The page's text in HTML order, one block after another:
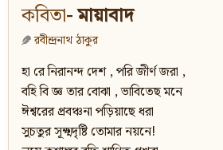
কবিতা- মায়াবাদ
রবীন্দ্রনাথ ঠাকুর
হা রে নিরানন্দ দেশ , পরি জীর্ণ জরা ,
বহি বি জ্ঞ তার বোঝা , ভাবিতেছ মনে
ঈশ্বরের প্রবঞ্চনা পড়িয়াছে ধরা
সুচতুর সূক্ষ্মদৃষ্টি তোমার নয়নে!